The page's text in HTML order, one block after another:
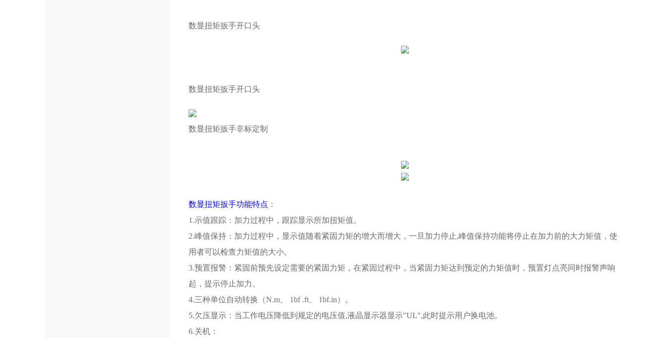
数显扭矩扳手开口头
数显扭矩扳手开口头
数显扭矩扳手非标定制
数显扭矩扳手功能特点 ：
1.示值跟踪：加力过程中，跟踪显示所加扭矩值。
2.峰值保持：加力过程中，显示值随着紧固力矩的增大而增大，一旦加力停止,峰值保持功能将停止在加力前的大力矩值，使
用者可以检查力矩值的大小。
3.预置报警：紧固前预先设定需要的紧固力矩，在紧固过程中，当紧固力矩达到预定的力矩值时，预置灯点亮同时报警声响
起，提示停止加力。
4.三种单位自动转换（N.m、 1bf .ft、 1bf.in）。
5.欠压显示：当工作电压降低到规定的电压值,液晶显示器显示"UL",此时提示用户换电池。
6.关机：